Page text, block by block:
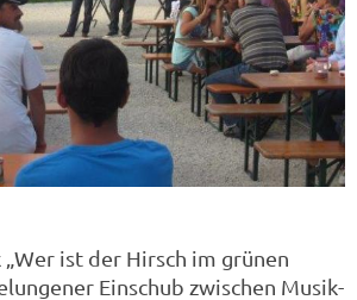
„Wer ist der Hirsch im grünen
Einschub zwischen Musik-